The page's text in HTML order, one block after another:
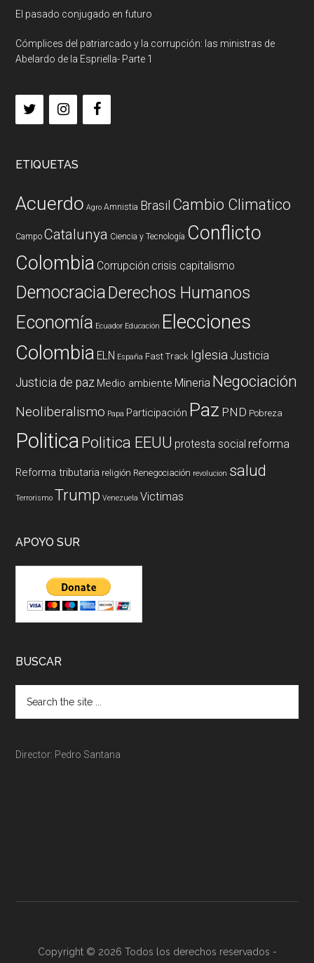
El pasado conjugado en futuro
Cómplices del patriarcado y la corrupción: las ministras de
Abelardo de la Espriella- Parte 1
ETIQUETAS
Acuerdo Agro Amnistia Brasil Cambio Climatico
Campo Catalunya Ciencia y Tecnología Conflicto
Colombia Corrupción crisis capitalismo
DemocraciaDerechos Humanos
Economía Ecuador Educación Elecciones
Colombia ELN España Fast Track Iglesia Justicia
Justicia de paz Medio ambiente Mineria Negociación
Neoliberalismo Papa Participación Paz PND Pobreza
PoliticaPolitica EEUU protesta social reforma
Reforma tributaria religión Renegociación revolucion salud
Terrorismo Trump Venezuela Victimas
APOYO SUR
BUSCAR
Director: Pedro Santana
Copyright © 2026 Todos los derechos reservados -